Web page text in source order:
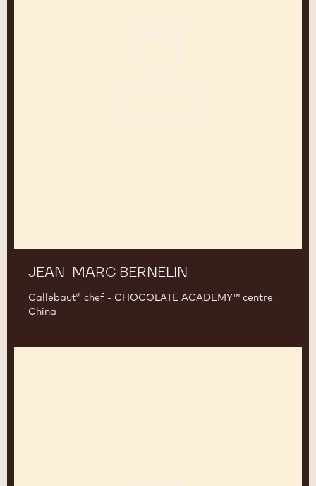
JEAN-MARC BERNELIN
Callebaut® chef - CHOCOLATE ACADEMY™ centre
China